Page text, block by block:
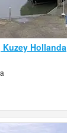
Kuzey Hollanda